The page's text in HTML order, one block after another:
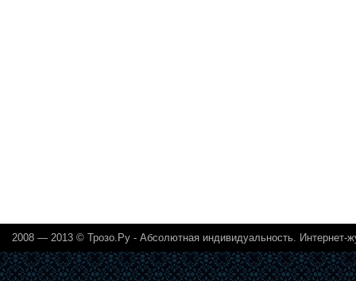
2008 — 2013 © Трозо.Ру - Абсолютная индивидуальность. Интернет-